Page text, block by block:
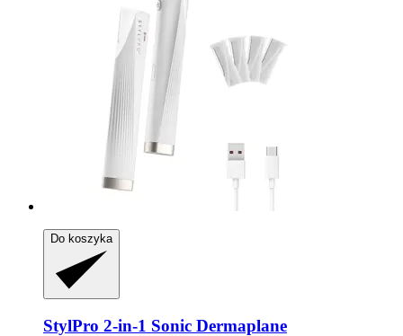
Do koszyka
StylPro 2-​in-​1 Sonic Dermaplane